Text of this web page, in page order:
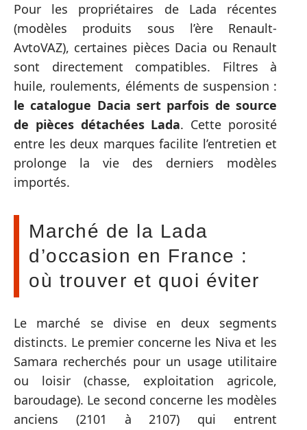
Pour les propriétaires de Lada récentes
(modèles produits sous l’ère Renault-
AvtoVAZ), certaines pièces Dacia ou Renault
sont directement compatibles. Filtres à
huile, roulements, éléments de suspension :
le catalogue Dacia sert parfois de source
de pièces détachées Lada. Cette porosité
entre les deux marques facilite l’entretien et
prolonge la vie des derniers modèles
importés.
Marché de la Lada
d’occasion en France :
où trouver et quoi éviter
Le marché se divise en deux segments
distincts. Le premier concerne les Niva et les
Samara recherchés pour un usage utilitaire
ou loisir (chasse, exploitation agricole,
baroudage). Le second concerne les modèles
anciens (2101 à 2107) qui entrent